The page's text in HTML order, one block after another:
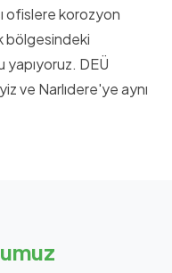
ofislere korozyon
bölgesindeki
DEÜ
ve Narlıdere'ye aynı